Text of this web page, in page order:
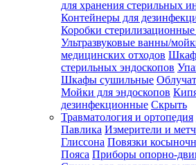
для хранения стерильных
Контейнеры для
Коробки
Ультразвуковые ванны/
медицинских отходов
стерильных эндоскопов
Шкафы сушильные
Мойки для эндоскопов
дезинфекционные Скрыть
Травматология и ортопедия
Павлика Измерители и
Глиссона Повязки
Пояса Приборы опорно-